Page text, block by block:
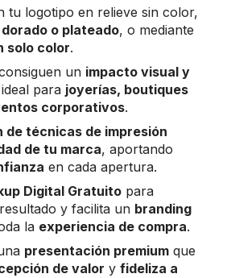
tu logotipo en relieve sin color,
o plateado, o mediante
solo color.
un impacto visual y
para joyerías, boutiques
corporativos.
de técnicas de impresión
de tu marca, aportando
en cada apertura.
Digital Gratuito para
y facilita un branding
la experiencia de compra.
presentación premium que
de valor y fideliza a